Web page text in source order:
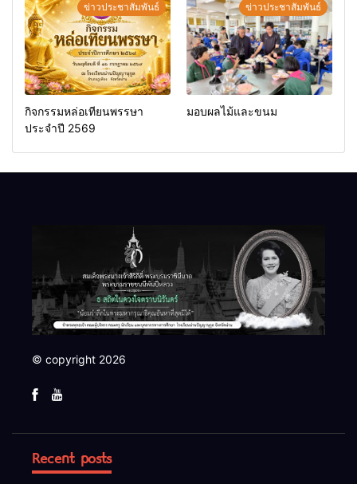
ข่าวประชาสัมพันธ์
กิจกรรมหล่อเทียนพรรษา
ประจำปี 2569
ข่าวประชาสัมพันธ์
มอบผลไม้และขนม
© copyright 2026
Recent posts